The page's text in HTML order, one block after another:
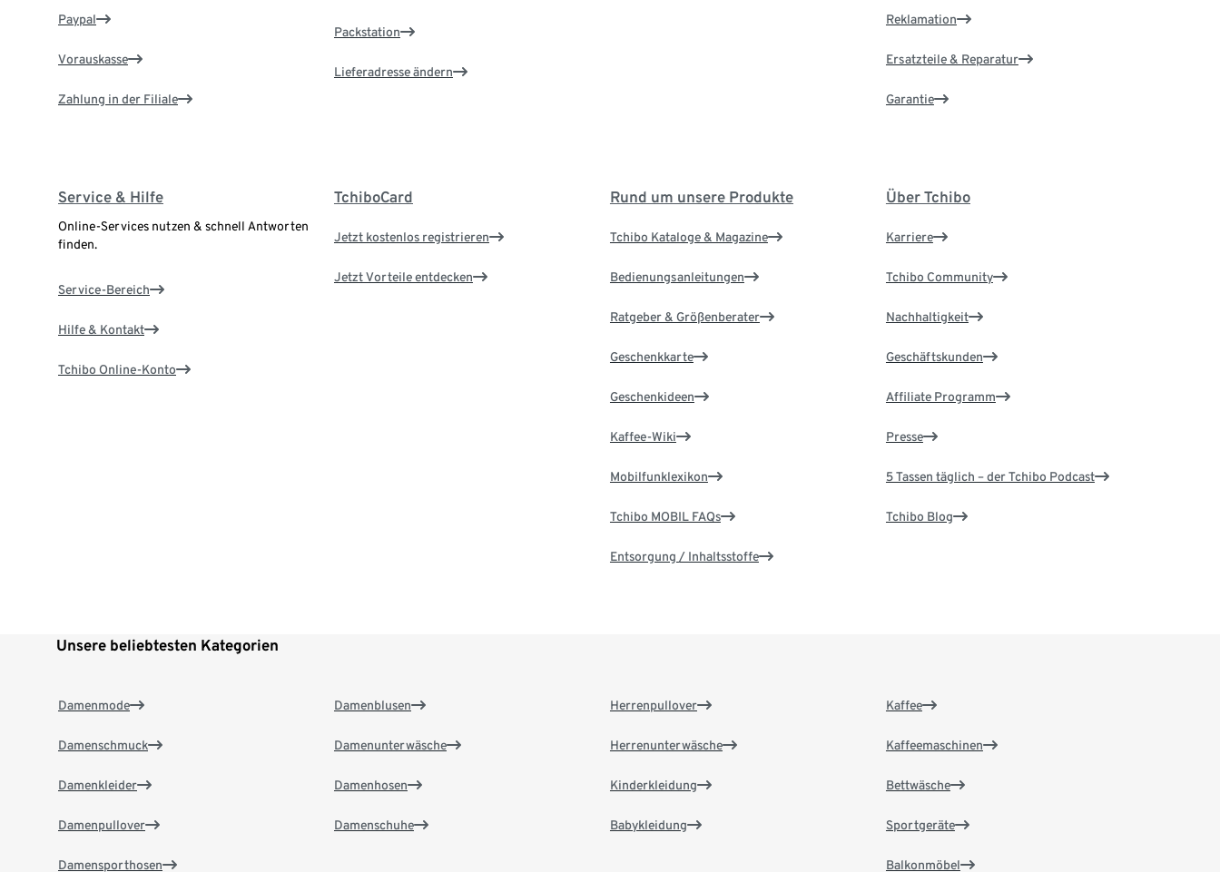
Paypal
Vorauskasse
Zahlung in der Filiale
Packstation
Lieferadresse ändern
Reklamation
Ersatzteile & Reparatur
Garantie
Service & Hilfe
Online-Services nutzen & schnell Antworten
finden.
Service-Bereich
Hilfe & Kontakt
Tchibo Online-Konto
TchiboCard
Jetzt kostenlos registrieren
Jetzt Vorteile entdecken
Rund um unsere Produkte
Tchibo Kataloge & Magazine
Bedienungsanleitungen
Ratgeber & Größenberater
Geschenkkarte
Geschenkideen
Kaffee-Wiki
Mobilfunklexikon
Tchibo MOBIL FAQs
Entsorgung / Inhaltsstoffe
Über Tchibo
Karriere
Tchibo Community
Nachhaltigkeit
Geschäftskunden
Affiliate Programm
Presse
5 Tassen täglich – der Tchibo Podcast
Tchibo Blog
Unsere beliebtesten Kategorien
Damenmode
Damenschmuck
Damenkleider
Damenpullover
Damensporthosen
Damenblusen
Damenunterwäsche
Damenhosen
Damenschuhe
Herrenpullover
Herrenunterwäsche
Kinderkleidung
Babykleidung
Kaffee
Kaffeemaschinen
Bettwäsche
Sportgeräte
Balkonmöbel